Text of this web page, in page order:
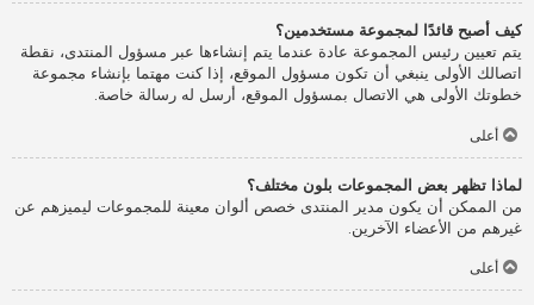
كيف أصبح قائدًا لمجموعة مستخدمين؟
يتم تعيين رئيس المجموعة عادة عندما يتم إنشاءها عبر مسؤول المنتدى، نقطة
اتصالك الأولى ينبغي أن تكون مسؤول الموقع، إذا كنت مهتما بإنشاء مجموعة
خطوتك الأولى هي الاتصال بمسؤول الموقع، أرسل له رسالة خاصة.
أعلى
لماذا تظهر بعض المجموعات بلون مختلف؟
من الممكن أن يكون مدير المنتدى خصص ألوان معينة للمجموعات ليميزهم عن
غيرهم من الأعضاء الآخرين.
أعلى